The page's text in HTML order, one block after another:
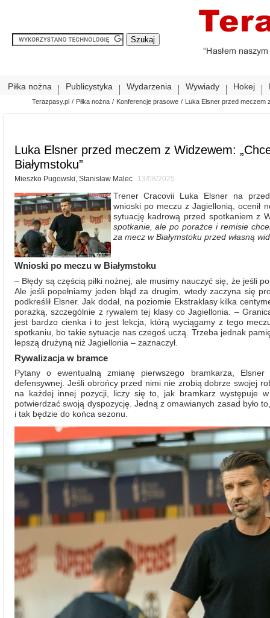
Piłka nożna Publicystyka Wydarzenia Wywiady Hokej
Terazpasy.pl / Piłka nożna / Konferencje prasowe / Luka Elsner przed meczem
Luka Elsner przed meczem z Widzewem:
Białymstoku”
Mieszko Pugowski, Stanisław Malec 13/08/2025
Trener Cracovii Luka Elsner na
wnioski po meczu z Jagiellonią, ocenił
sytuację kadrową przed spotkaniem z
spotkanie, ale po porażce i remisie
za mecz w Białymstoku przed własną
Wnioski po meczu w Białymstoku
– Błędy są częścią piłki nożnej, ale musimy nauczyć się, że jeśli
Ale jeśli popełniamy jeden błąd za drugim, wtedy zaczyna się
podkreślił Elsner. Jak dodał, na poziomie Ekstraklasy kilka
porażką, szczególnie z rywalem tej klasy co Jagiellonia. –
jest bardzo cienka i to jest lekcja, którą wyciągamy z tego
spotkaniu, bo takie sytuacje nas czegoś uczą. Trzeba jednak
lepszą drużyną niż Jagiellonia – zaznaczył.
Rywalizacja w bramce
Pytany o ewentualną zmianę pierwszego bramkarza,
defensywnej. Jeśli obrońcy przed nimi nie zrobią dobrze swojej
na każdej innej pozycji, liczy się to, jak bramkarz występuje
potwierdzać swoją dyspozycję. Jedną z omawianych zasad było
i tak będzie do końca sezonu.